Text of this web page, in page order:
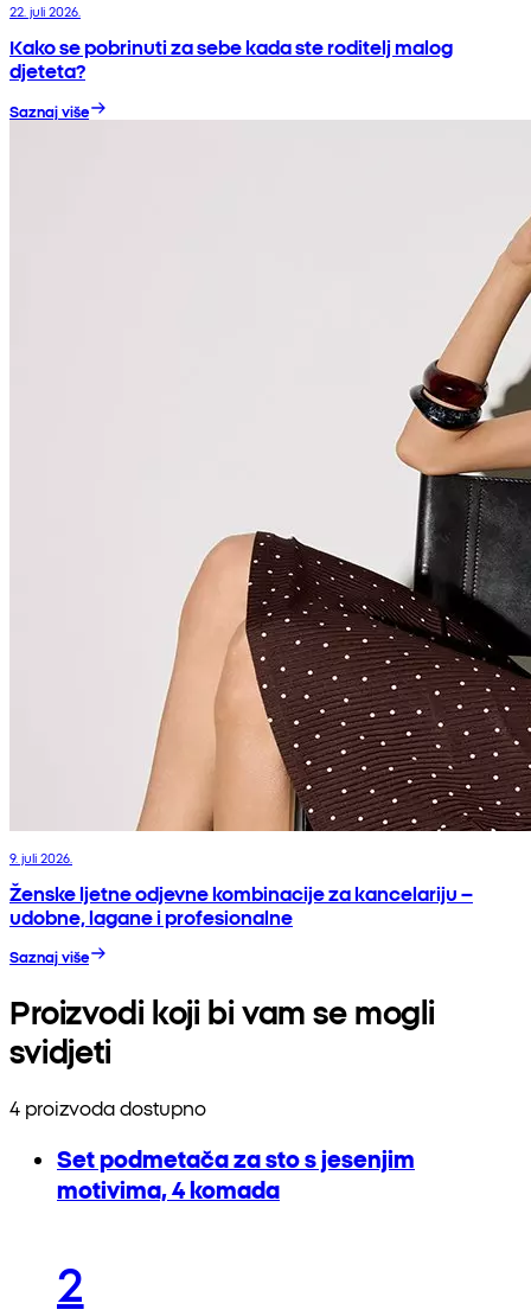
22. juli 2026.
Kako se pobrinuti za sebe kada ste roditelj malog
djeteta?
Saznaj više
9. juli 2026.
Ženske ljetne odjevne kombinacije za kancelariju –
udobne, lagane i profesionalne
Saznaj više
Proizvodi koji bi vam se mogli
svidjeti
4 proizvoda dostupno
Set podmetača za sto s jesenjim
motivima, 4 komada
2